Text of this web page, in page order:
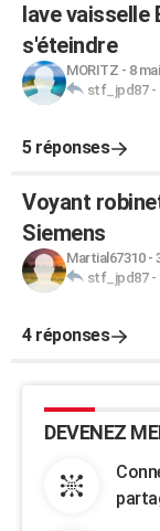
lave vaisselle
s'éteindre
MORITZ - 8
stf_jpd87-
5 réponses
Voyant
Siemens
Martial67310-
stf_jpd87-
4 réponses
DEVENEZ